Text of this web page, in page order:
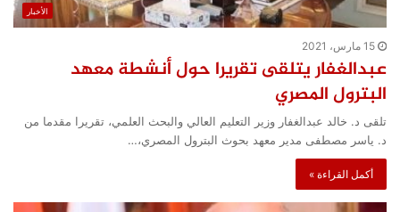
الأخبار
15 مارس، 2021
عبدالغفار يتلقى تقريرا حول أنشطة معهد
البترول المصري
تلقى د. خالد عبدالغفار وزير التعليم العالي والبحث العلمي، تقريرا مقدما من
د. ياسر مصطفى مدير معهد بحوث البترول المصري،…
أكمل القراءة »